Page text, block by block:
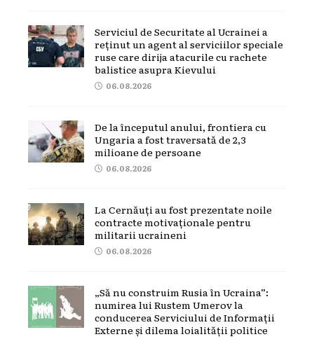
Serviciul de Securitate al Ucrainei a
reținut un agent al serviciilor speciale
ruse care dirija atacurile cu rachete
balistice asupra Kievului
06.08.2026
De la începutul anului, frontiera cu
Ungaria a fost traversată de 2,3
milioane de persoane
06.08.2026
La Cernăuți au fost prezentate noile
contracte motivaționale pentru
militarii ucraineni
06.08.2026
„Să nu construim Rusia în Ucraina”:
numirea lui Rustem Umerov la
conducerea Serviciului de Informații
Externe și dilema loialității politice